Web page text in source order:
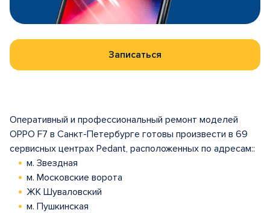
Записаться
Оперативный и профессиональный ремонт моделей
OPPO F7 в Санкт-Петербурге готовы произвести в 69
сервисных центрах Pedant, расположенных по адресам::
м. Звездная
м. Московские ворота
ЖК Шуваловский
м. Пушкинская